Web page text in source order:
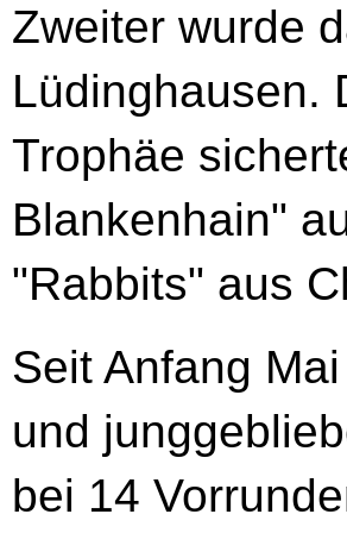
Zweiter wurde
Lüdinghausen.
Trophäe
Blankenhain"
"Rabbits" aus
Seit Anfang
und
bei 14